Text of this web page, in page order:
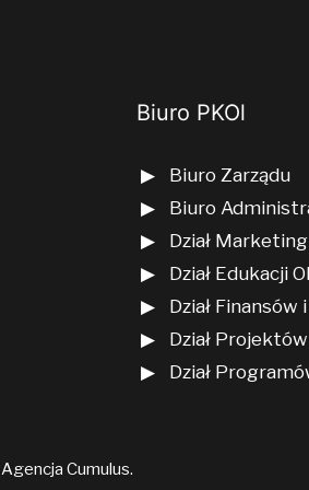
Biuro PKOl
Biuro Zarządu
Biuro
Dział
Dział Edukacji
Dział Finansów
Dział
Dział
Agencja Cumulus.